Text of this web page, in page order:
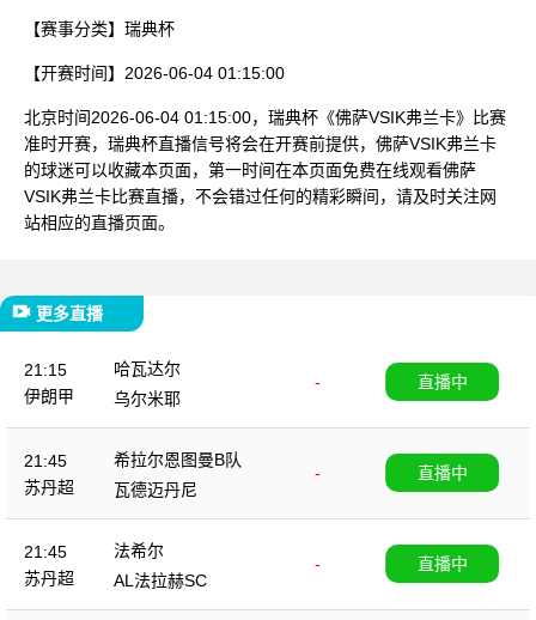
【赛事分类】 瑞典杯
【开赛时间】 2026-06-04 01:15:00
北京时间2026-06-04 01:15:00，瑞典杯《佛萨VSIK弗兰卡》比赛
准时开赛，瑞典杯直播信号将会在开赛前提供，佛萨VSIK弗兰卡
的球迷可以收藏本页面，第一时间在本页面免费在线观看佛萨
VSIK弗兰卡比赛直播，不会错过任何的精彩瞬间，请及时关注网
站相应的直播页面。
更多直播
21:15
伊朗甲
哈瓦达尔
-
乌尔米耶
直播中
21:45
苏丹超
希拉尔恩图曼B队
-
瓦德迈丹尼
直播中
21:45
苏丹超
法希尔
-
AL法拉赫SC
直播中